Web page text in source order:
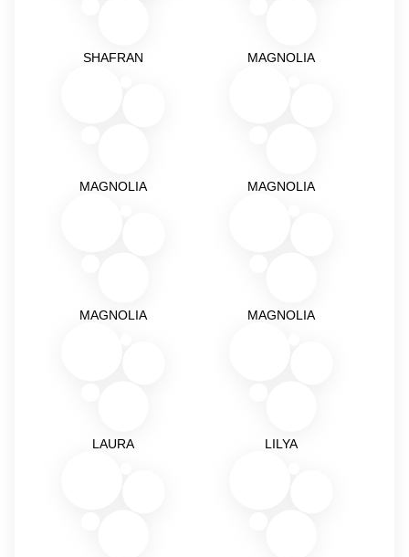
SHAFRAN MAGNOLIA
MAGNOLIA MAGNOLIA
MAGNOLIA MAGNOLIA
LAURA LILYA